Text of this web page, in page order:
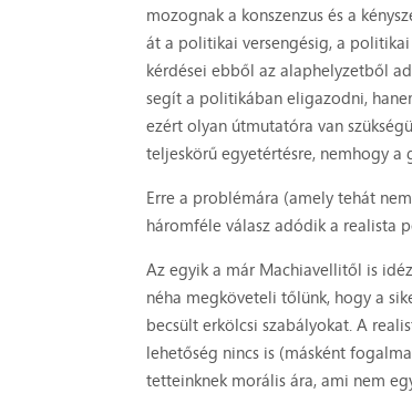
mozognak a konszenzus és a
át a politikai versengésig, a
kérdései ebből az alaphelyzetből
segít a politikában eligazodni,
ezért olyan útmutatóra van
teljeskörű egyetértésre, nemhogy
Erre a problémára (amely tehát
háromféle válasz adódik a realista
Az egyik a már Machiavellitől is
néha megköveteli tőlünk, hogy a
becsült erkölcsi szabályokat. A
lehetőség nincs is (másként
tetteinknek morális ára, ami nem